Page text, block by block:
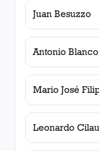
Juan Besuzzo
Antonio Blanco
Mario José
Leonardo